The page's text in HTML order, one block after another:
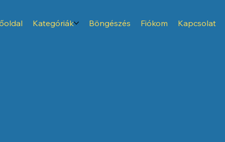
Kategóriák Böngészés Fiókom Kapcsolat